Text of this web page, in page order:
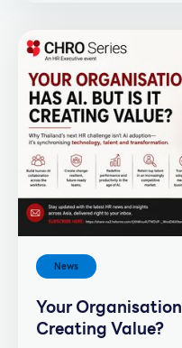
News
Your
Creating Value?